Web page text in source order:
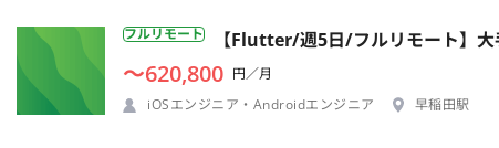
フルリモート 【Flutter/週5日/フルリモート】
〜620,800 円／月
iOSエンジニア・Androidエンジニア
早稲田駅